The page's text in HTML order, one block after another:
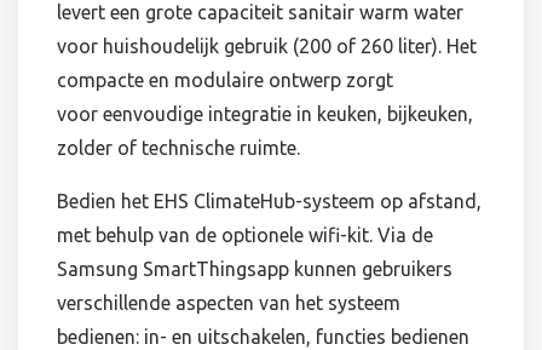
levert een grote capaciteit sanitair warm water
voor huishoudelijk gebruik (200 of 260 liter). Het
compacte en modulaire ontwerp zorgt
voor eenvoudige integratie in keuken, bijkeuken,
zolder of technische ruimte.
Bedien het EHS ClimateHub-systeem op afstand,
met behulp van de optionele wifi-kit. Via de
Samsung SmartThingsapp kunnen gebruikers
verschillende aspecten van het systeem
bedienen: in- en uitschakelen, functies bedienen